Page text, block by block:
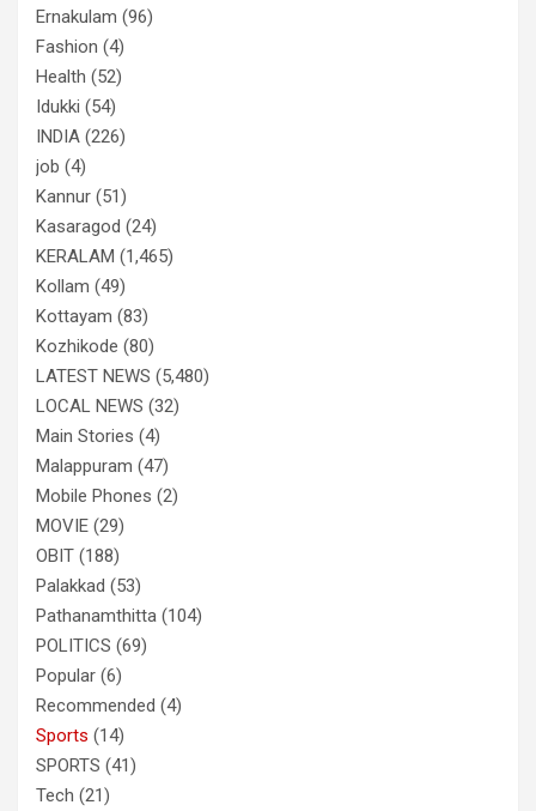
Ernakulam (96)
Fashion (4)
Health (52)
Idukki (54)
INDIA (226)
job (4)
Kannur (51)
Kasaragod (24)
KERALAM (1,465)
Kollam (49)
Kottayam (83)
Kozhikode (80)
LATEST NEWS (5,480)
LOCAL NEWS (32)
Main Stories (4)
Malappuram (47)
Mobile Phones (2)
MOVIE (29)
OBIT (188)
Palakkad (53)
Pathanamthitta (104)
POLITICS (69)
Popular (6)
Recommended (4)
Sports (14)
SPORTS (41)
Tech (21)